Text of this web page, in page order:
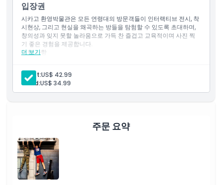
운영 시간
알아야 할 사항
위치
입장권
시카고 환영박물관은 모든 연령대의 방문객들이 인터랙티브 전시, 착
시현상, 그리고 현실을 왜곡하는 방들을 탐험할 수 있도록 초대하며,
창의성과 잊지 못할 놀라움으로 가득 찬 즐겁고 교육적이며 사진 찍
기 좋은 경험을 제공합니다.
더 보기
포함 사항
착시 전시 및 몰입형 공간 이용
즐거움과 학습을 위한 인터랙티브 설치물
박물관 전역에서 많은 사진 촬영 기회
Adult:US$ 42.99
Child:US$ 34.99
주문 요약